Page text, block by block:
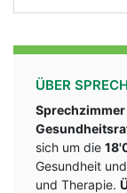
ÜBER
sich um die
Gesundheit
und Therapie.